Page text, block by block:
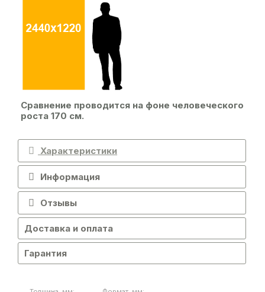
Сравнение проводится на фоне человеческого
роста 170 см.
Характеристики
Информация
Отзывы
Доставка и оплата
Гарантия